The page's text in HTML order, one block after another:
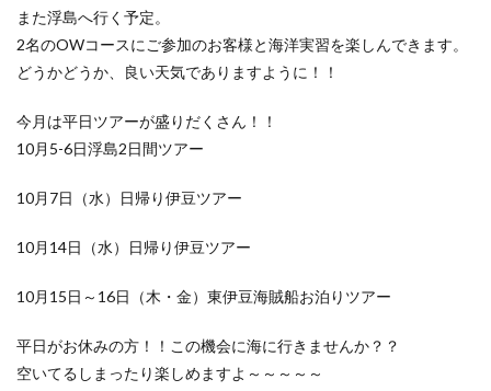
また浮島へ行く予定。
2名のOWコースにご参加のお客様と海洋実習を楽しんできます。
どうかどうか、良い天気でありますように！！
今月は平日ツアーが盛りだくさん！！
10月5-6日浮島2日間ツアー
10月7日（水）日帰り伊豆ツアー
10月14日（水）日帰り伊豆ツアー
10月15日～16日（木・金）東伊豆海賊船お泊りツアー
平日がお休みの方！！この機会に海に行きませんか？？
空いてるしまったり楽しめますよ～～～～～